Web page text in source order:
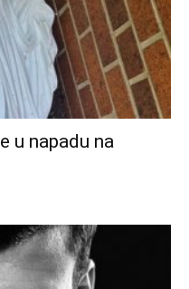
u napadu na